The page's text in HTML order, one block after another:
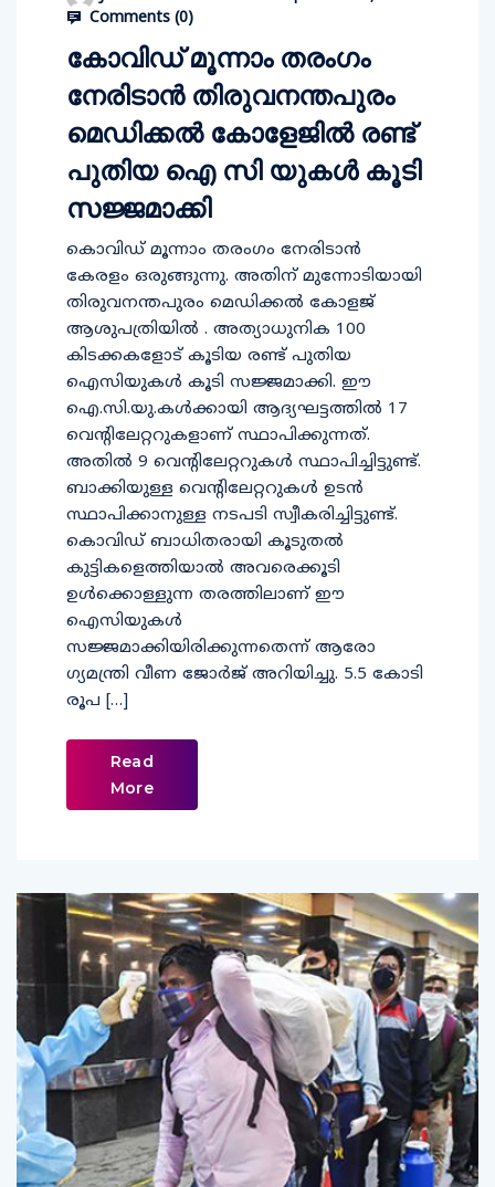
Comments (0)
കോവിഡ് മൂന്നാം തരംഗം
നേരിടാൻ തിരുവനന്തപുരം
മെഡിക്കൽ കോളേജിൽ രണ്ട്
പുതിയ ഐ സി യുകൾ കൂടി
സജ്ജമാക്കി
കൊവിഡ് മൂന്നാം തരംഗം നേരിടാൻ
കേരളം ഒരുങ്ങുന്നു. അതിന് മുന്നോടിയായി
തിരുവനന്തപുരം മെഡിക്കല്‍ കോളജ്
ആശുപത്രിയിൽ . അത്യാധുനിക 100
കിടക്കകളോട് കൂടിയ രണ്ട് പുതിയ
ഐസിയുകള്‍ കൂടി സജ്ജമാക്കി. ഈ
ഐ.സി.യു.കള്‍ക്കായി ആദ്യഘട്ടത്തില്‍ 17
വെന്റിലേറ്ററുകളാണ് സ്ഥാപിക്കുന്നത്.
അതില്‍ 9 വെന്റിലേറ്ററുകള്‍ സ്ഥാപിച്ചിട്ടുണ്ട്.
ബാക്കിയുള്ള വെന്റിലേറ്ററുകള്‍ ഉടന്‍
സ്ഥാപിക്കാനുള്ള നടപടി സ്വീകരിച്ചിട്ടുണ്ട്.
കൊവിഡ് ബാധിതരായി കൂടുതൽ
കുട്ടികളെത്തിയാൽ അവരെക്കൂടി
ഉള്‍ക്കൊള്ളുന്ന തരത്തിലാണ് ഈ
ഐസിയുകള്‍
സജ്ജമാക്കിയിരിക്കുന്നതെന്ന് ആരോ​
ഗ്യമന്ത്രി വീണ ജോർജ് അറിയിച്ചു. 5.5 കോടി
രൂപ […]
Read
More